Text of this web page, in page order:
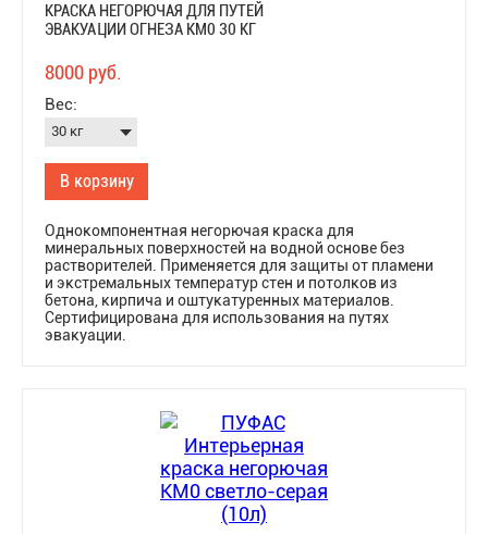
КРАСКА НЕГОРЮЧАЯ ДЛЯ ПУТЕЙ
ЭВАКУАЦИИ ОГНЕЗА КМ0 30 КГ
8000 руб.
Вес:
В корзину
Однокомпонентная негорючая краска для
минеральных поверхностей на водной основе без
растворителей. Применяется для защиты от пламени
и экстремальных температур стен и потолков из
бетона, кирпича и оштукатуренных материалов.
Сертифицирована для использования на путях
эвакуации.